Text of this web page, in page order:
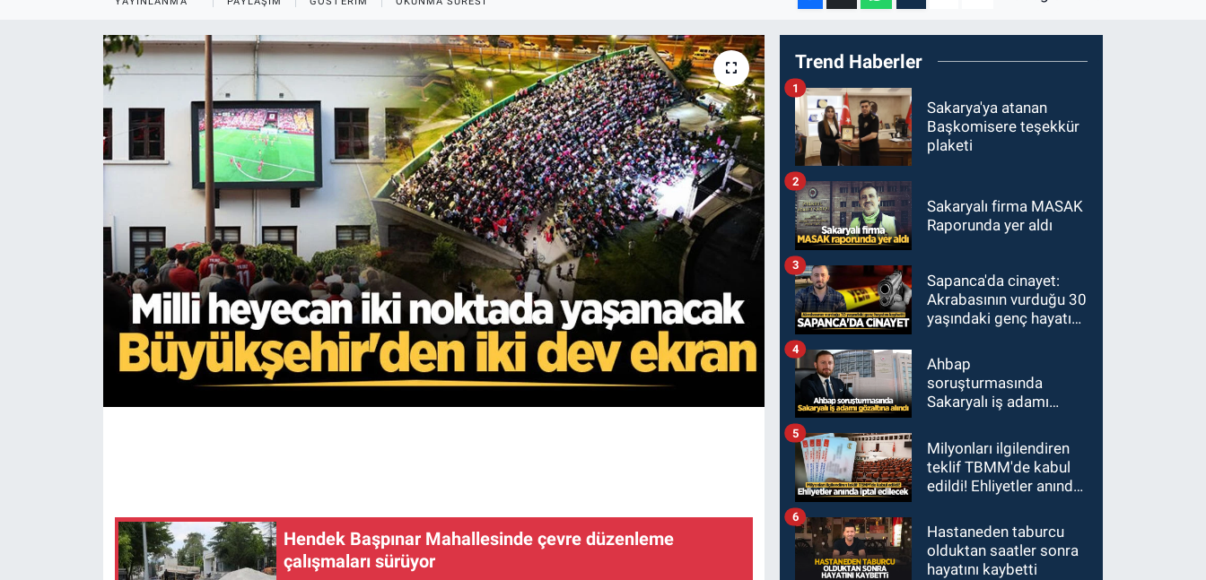
Hendek Başpınar Mahallesinde çevre düzenleme
çalışmaları sürüyor
Trend Haberler
Sakarya'ya atanan
Başkomisere teşekkür
plaketi
1
Sakaryalı firma MASAK
Raporunda yer aldı
2
Sapanca'da cinayet:
Akrabasının vurduğu 30
yaşındaki genç hayatını
3
Ahbap
soruşturmasında
Sakaryalı iş adamı
4
Milyonları ilgilendiren
teklif TBMM'de kabul
edildi! Ehliyetler anında
5
Hastaneden taburcu
olduktan saatler sonra
hayatını kaybetti
6
EĞİTİM
MAGAZİN
ÖZEL HABER
HALK54 PANORAMA